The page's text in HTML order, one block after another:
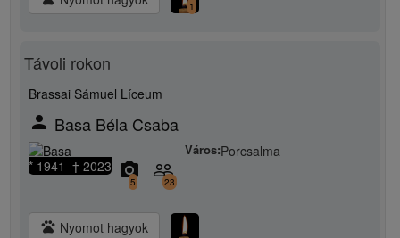
1
Távoli rokon
Brassai Sámuel Líceum
person Basa Béla Csaba
* 1941 † 2023
Város:Porcsalma
camera_alt
5
people_outline
23
pets Nyomot hagyok